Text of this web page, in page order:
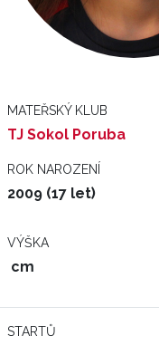
MATEŘSKÝ KLUB
TJ Sokol Poruba
ROK NAROZENÍ
2009 (17 let)
VÝŠKA
cm
STARTŮ